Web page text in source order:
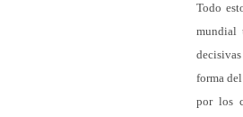
Todo
mundial
forma
por los